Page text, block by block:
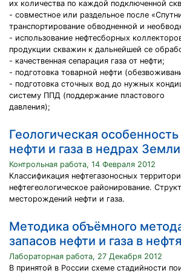
их количества по каждой подключенной
- совместное или раздельное после
транспортирование обводненной и
- использование нефтесборных
продукции скважин к дальнейшей се
- качественная сепарация газа от нефти;
- подготовка товарной нефти
- подготовка сточных вод до нужных
систему ППД (поддержание пластового
давления);
Геологическая
нефти и газа в недрах Земли
Контрольная работа, 14 Февраля 2012
Классификация нефтегазоносных
нефтегеологическое районирование.
месторождений нефти и газа.
Методика объёмного
запасов нефти и газа в
Лабораторная работа, 27 Декабря 2012
В принятой в России схеме стадийности